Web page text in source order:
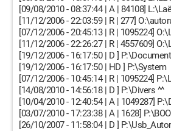
[09/08/2010 - 08:37:44 | A | 84108]
[11/12/2006 - 22:03:59 | R | 277]
[07/12/2006 - 20:45:13 | R | 1095224]
[11/12/2006 - 22:26:27 | R | 4557609]
[19/12/2006 - 16:17:50 | D ]
[19/12/2006 - 16:17:50 | HD ] P:\System
[07/12/2006 - 10:45:14 | R | 1095224]
[14/08/2010 - 14:56:18 | D ] P:\Divers ^^
[10/04/2010 - 12:40:54 | A | 1049287]
[03/07/2010 - 17:23:38 | A | 1628]
[26/10/2007 - 11:58:04 | D ]